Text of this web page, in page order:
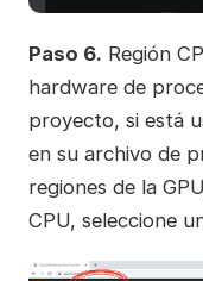
Paso 6. Región
hardware de
proyecto, si está
en su archivo de
regiones de la
CPU, seleccione